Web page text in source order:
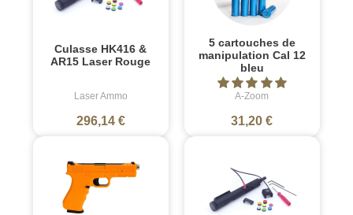
Culasse HK416 &
AR15 Laser Rouge
Laser Ammo
296,14 €
5 cartouches de
manipulation Cal 12
bleu
A-Zoom
31,20 €